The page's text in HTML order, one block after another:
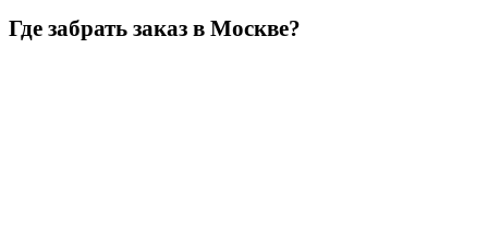
Где забрать заказ в Москве?